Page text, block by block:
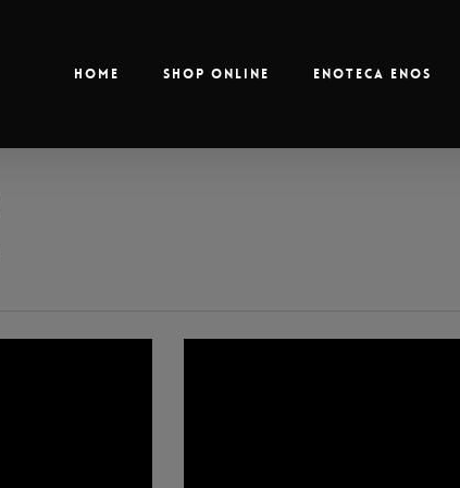
Home Shop online Enoteca Enos